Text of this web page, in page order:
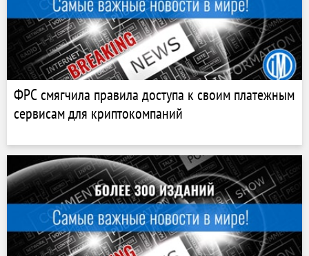
ФРС смягчила правила доступа к своим платежным
сервисам для криптокомпаний